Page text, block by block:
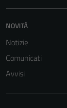
NOVITÀ
Notizie
Comunicati
Avvisi